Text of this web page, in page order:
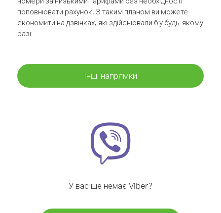
поповнювати рахунок. З таким планом ви можете
економити на дзвінках, які здійснювали б у будь-якому
разі
Інші напрямки
У вас ще немає Viber?